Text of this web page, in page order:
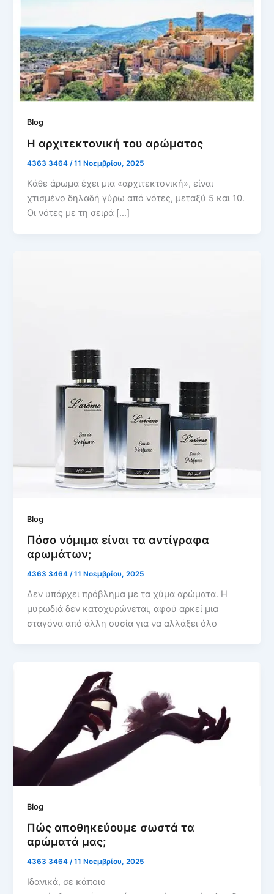
Blog
Η αρχιτεκτονική του αρώματος
4363 3464/11 Νοεμβρίου, 2025
Κάθε άρωμα έχει μια «αρχιτεκτονική», είναι
χτισμένο δηλαδή γύρω από νότες, μεταξύ 5 και 10.
Οι νότες με τη σειρά […]
Blog
Πόσο νόµιµα είναι τα αντίγραφα
αρωμάτων;
4363 3464/11 Νοεμβρίου, 2025
Δεν υπάρχει πρόβλημα µε τα χύμα αρώματα. Η
μυρωδιά δεν κατοχυρώνεται, αφού αρκεί μια
σταγόνα από άλλη ουσία για να αλλάξει όλο
Blog
Πώς αποθηκεύουμε σωστά τα
αρώματά μας;
4363 3464/11 Νοεμβρίου, 2025
Ιδανικά, σε κάποιο